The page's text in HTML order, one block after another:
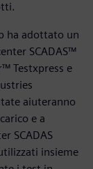
ha adottato un
SCADAS™
Testxpress e
aiuteranno
e a
SCADAS
insieme